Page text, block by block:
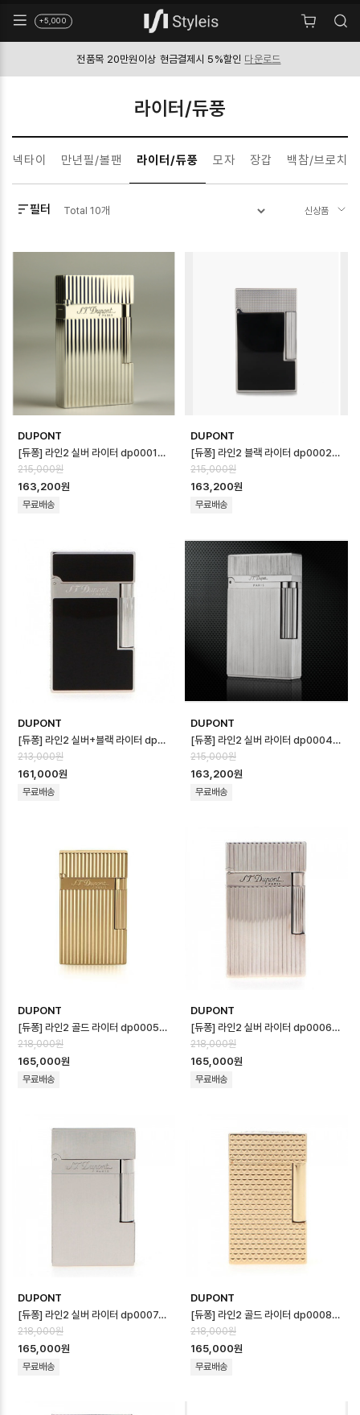
+5,000
전품목 20만원이상 현금결제시 5%할인 다운로드
라이터/듀풍
넥타이 만년필/볼팬 라이터/듀풍 모자 장갑 백참/브로치
필터 Total 10개
DUPONT
[듀퐁] 라인2 실버 라이터 dp0001d - S.T.Dupont Line2 Silver …
215,000원
163,200원
무료배송
DUPONT
[듀퐁] 라인2 블랙 라이터 dp0002d - S.T.Dupont Line2 Black L…
215,000원
163,200원
무료배송
DUPONT
[듀퐁] 라인2 실버+블랙 라이터 dp0003d - S.T.Dupont Line2 Silv…
213,000원
161,000원
무료배송
DUPONT
[듀퐁] 라인2 실버 라이터 dp0004d - S.T.Dupont Line2 Silver …
215,000원
163,200원
무료배송
DUPONT
[듀퐁] 라인2 골드 라이터 dp0005d - S.T.Dupont Line2 Gold Li…
218,000원
165,000원
무료배송
DUPONT
[듀퐁] 라인2 실버 라이터 dp0006d - S.T.Dupont Line2 Silver …
218,000원
165,000원
무료배송
DUPONT
[듀퐁] 라인2 실버 라이터 dp0007d - S.T.Dupont Line2 Silver …
218,000원
165,000원
무료배송
DUPONT
[듀퐁] 라인2 골드 라이터 dp0008d - S.T.Dupont Line2 Gold Li…
218,000원
165,000원
무료배송